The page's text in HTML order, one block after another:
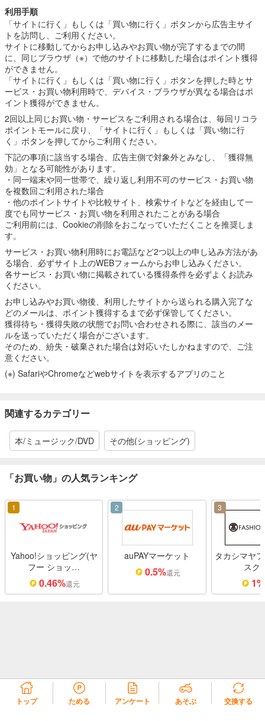
利用手順
「サイトに行く」もしくは「買い物に行く」ボタンから広告主サイ
トを訪問し、ご利用ください。
サイトに移動してからお申し込みやお買い物が完了するまでの間
に、同じブラウザ（※）で他のサイトに移動した場合はポイント獲得
ができません。
「サイトに行く」もしくは「買い物に行く」ボタンを押した時とサ
ービス・お買い物利用時で、デバイス・ブラウザが異なる場合はポ
イント獲得ができません。
2回以上同じお買い物・サービスをご利用される場合は、毎回リコラ
ポイントモールに戻り、「サイトに行く」もしくは「買い物に行
く」ボタンを押してからご利用ください。
下記の事項に該当する場合、広告主側で対象外とみなし、「獲得無
効」となる可能性があります。
・同一端末や同一世帯で、繰り返し利用不可のサービス・お買い物
を複数回ご利用された場合
・他のポイントサイトや比較サイト、検索サイトなどを経由して一
度でも同サービス・お買い物を利用されたことがある場合
ご利用前には、Cookieの削除をおこなっていただくことを推奨しま
す。
サービス・お買い物利用時にお電話など2つ以上の申し込み方法があ
る場合、必ずサイト上のWEBフォームからお申し込みください。
各サービス・お買い物に掲載されている獲得条件を必ずよくお読み
ください。
お申し込みやお買い物後、利用したサイトから送られる購入完了な
どのメールは、ポイント獲得するまで必ず保管してください。
獲得待ち・獲得失敗の状態でお問い合わせされる際に、該当のメー
ルを送っていただく場合がございます。
そのため、紛失・破棄された場合は対応いたしかねますので、ご注
意ください。
(※) SafariやChromeなどwebサイトを表示するアプリのこと
関連するカテゴリー
本/ミュージック/DVD その他(ショッピング)
「お買い物」の人気ランキング
1
Yahoo!ショッピング(ヤ
フー ショッ…
0.46%還元
2
auPAYマーケット
0.5%還元
3
タカシマヤ
スク
1%
トップ ためる アンケート あそぶ 交換する